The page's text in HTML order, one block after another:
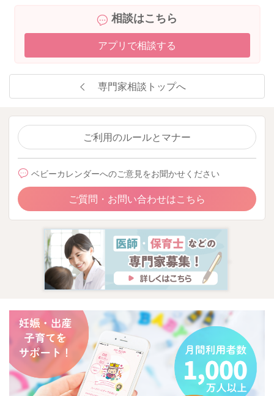
１日３食、主食・主菜・副菜を揃えて栄養バランスを整える事
は生涯において大切なことです。バランスよく食べる事で体内
の代謝がアップし、効率よくエネルギーへと変換出来るように
タもあります。また腹持ちが悪いので、間食の時間に甘いもの
を食べたくなるという事にも繋がります。 主食は、玄米や雑
るのも良いと思います。
脂肪分・糖分・塩分が多い市販の菓子類などはお勧めできませ
ていきましょう。 果物やきな粉ヨーグルトやフルーツグラノ
ーラヨーグルトかけ、小豆寒天などがお勧めです。
●食事の時間
毎日同じ時間に３食召し上がるようにして、血糖コントロール
をつけましょう。
また、夜間は消化機能が低下しますので、就寝の３時間前に夕
●夕食の食事量
夜間の消化機能の低下を考えると、夕食は控えめにすると良い
です。単純に量を減らすという事ではなく、夕食を分割すると
いう考えで、１５時頃に食事の一部となる補食を召し上がり、
夕食は控えめにしていくという方法です。
相談はこちら
アプリで相談する
専門家相談トップへ
ご利用のルールとマナー
ベビーカレンダーへのご意見をお聞かせください
ご質問・お問い合わせはこちら